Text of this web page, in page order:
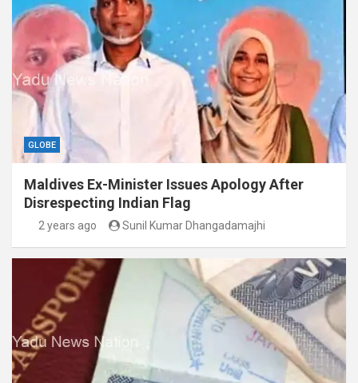
GLOBE
Maldives Ex-Minister Issues Apology After
Disrespecting Indian Flag
2 years ago Sunil Kumar Dhangadamajhi